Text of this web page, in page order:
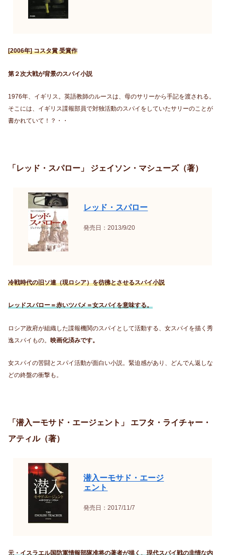
[2006年] コスタ賞 受賞作
第２次大戦が背景のスパイ小説
1976年、イギリス。英語教師のルースは、母のサリーから手記を渡される。
そこには、イギリス諜報部員で対独活動のスパイをしていたサリーのことが
書かれていて！？・・
「レッド・スパロー」 ジェイソン・マシューズ（著）
レッド・スパロー
発売日：2013/9/20
冷戦時代の旧ソ連（現ロシア）を彷彿とさせるスパイ小説
レッドスパロー＝赤いツバメ＝女スパイを意味する。
ロシア政府が組織した諜報機関のスパイとして活動する、女スパイを描く秀
逸スパイもの。 映画化済みです。
女スパイの苦闘とスパイ活動が面白い小説。緊迫感があり、どんでん返しな
どの終盤の衝撃も。
「潜入ーモサド・エージェント」 エフタ・ライチャー・
アティル（著）
潜入ーモサド・エージ
ェント
発売日：2017/11/7
元・イスラエル国防軍情報部隊准将の著者が描く、現代スパイ戦の非情な内